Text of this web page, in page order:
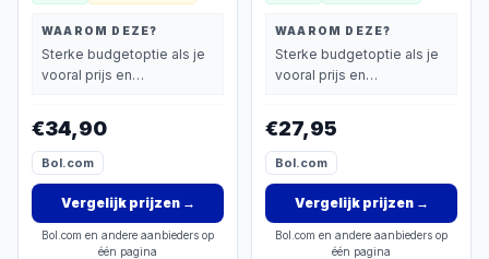
WAAROM DEZE?
Sterke budgetoptie als je
vooral prijs en
€34,90
Bol.com
Vergelijk prijzen→
Bol.com en andere aanbieders op
één pagina
WAAROM DEZE?
Sterke budgetoptie als je
vooral prijs en
€27,95
Bol.com
Vergelijk prijzen→
Bol.com en andere aanbieders op
één pagina